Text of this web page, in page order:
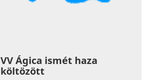
VV Ágica ismét haza
költözött